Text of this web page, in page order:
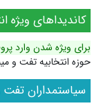
کاندیداهای
برای ویژه شدن وارد
حوزه انتخابیه تفت و
سیاستمداران تفت